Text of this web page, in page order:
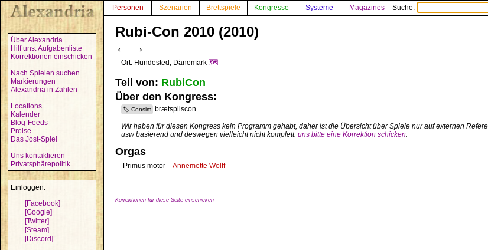
Über Alexandria
Hilf uns: Aufgabenliste
Korrektionen einschicken
Nach Spielen suchen
Markierungen
Alexandria in Zahlen
Locations
Kalender
Blog-Feeds
Preise
Das Jost-Spiel
Uns kontaktieren
Privatsphärepolitik
Einloggen:
[Facebook]
[Google]
[Twitter]
[Steam]
[Discord]
Personen Szenarien Brettspiele Kongresse Systeme Magazines Suche:
Rubi-Con 2010 (2010)
← →
Ort: Hundested, Dänemark 🗺️
Teil von: RubiCon
Über den Kongress:
Consim brætspilscon
Wir haben für diesen Kongress kein Programm gehabt, daher ist die Übersicht über Spiele nur auf externen
usw basierend und deswegen vielleicht nicht komplett. uns bitte eine Korrektion schicken.
Orgas
Primus motor Annemette Wolff
Korrektionen für diese Seite einschicken